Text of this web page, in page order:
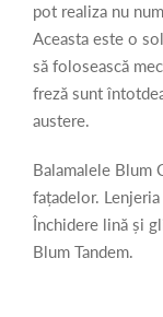
pot realiza nu
Aceasta este o
să folosească
freză sunt
austere.
Balamalele Blum
fațadelor.
Închidere lină și
Blum Tandem.